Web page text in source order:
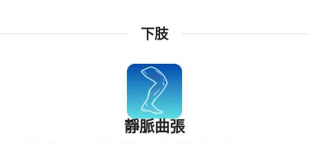
下肢
靜脈曲張